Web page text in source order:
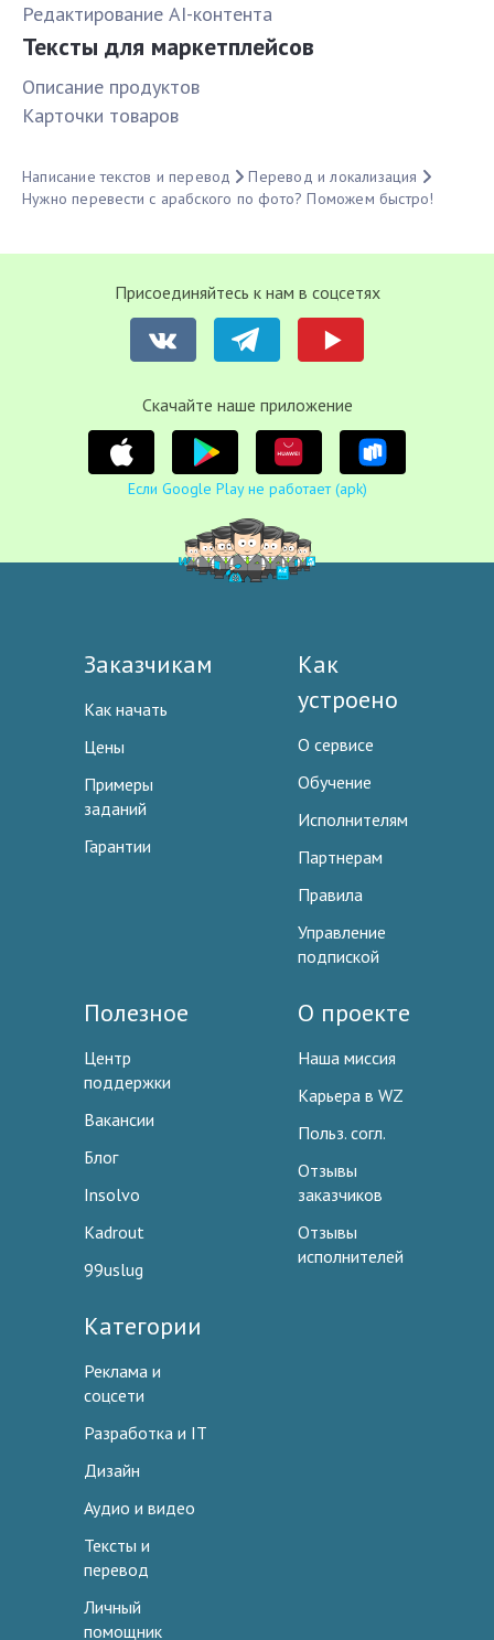
Редактирование AI-контента
Тексты для маркетплейсов
Описание продуктов
Карточки товаров
Написание текстов и перевод
Перевод и локализация
Нужно перевести с арабского по фото? Поможем быстро!
Присоединяйтесь к нам в соцсетях
Cкачайте наше приложение
Если Google Play не работает (apk)
Заказчикам
Как начать
Цены
Примеры
заданий
Гарантии
Как
устроено
О сервисе
Обучение
Исполнителям
Партнерам
Правила
Управление
подпиской
Полезное
Центр
поддержки
Вакансии
Блог
Insolvo
Kadrout
99uslug
О проекте
Наша миссия
Карьера в WZ
Польз. согл.
Отзывы
заказчиков
Отзывы
исполнителей
Категории
Реклама и
соцсети
Разработка и IT
Дизайн
Аудио и видео
Тексты и
перевод
Личный
помощник